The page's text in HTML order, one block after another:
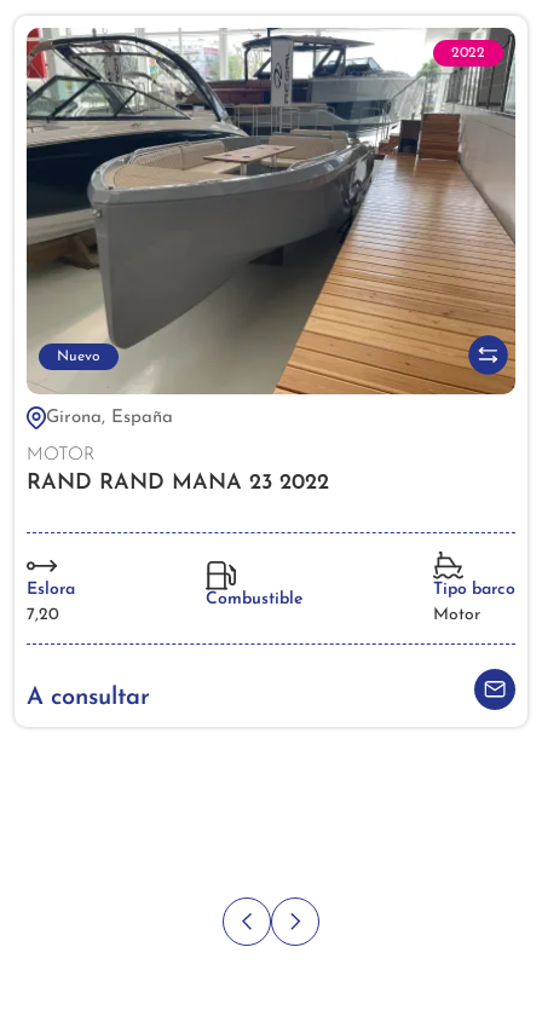
2022
Nuevo
Girona, España
MOTOR
RAND RAND MANA 23 2022
Eslora
7,20
Combustible
Tipo barco
Motor
A consultar